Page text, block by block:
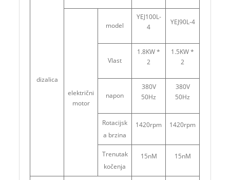
dizalica
električni
motor
model
YEJ100L-
4
YEJ90L-4
Vlast
1.8KW *
2
1.5KW *
2
napon
380V
50Hz
380V
50Hz
Rotacijsk
a brzina
1420rpm 1420rpm
Trenutak
kočenja
15nM 15nM